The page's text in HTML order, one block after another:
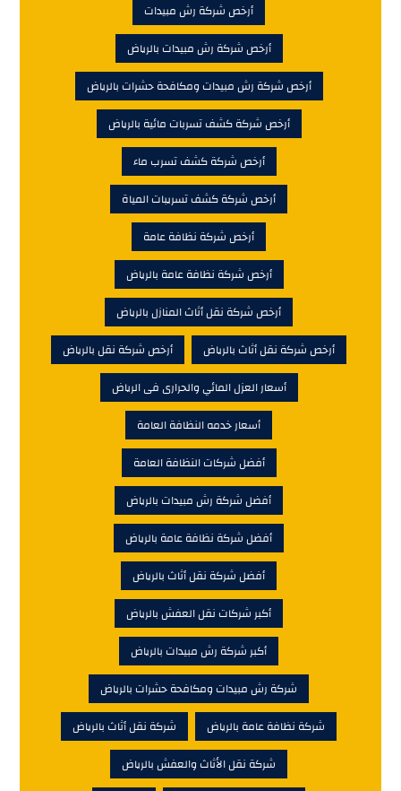
أرخص شركة رش مبيدات
أرخص شركة رش مبيدات بالرياض
أرخص شركة رش مبيدات ومكافحة حشرات بالرياض
أرخص شركة كشف تسربات مائية بالرياض
أرخص شركة كشف تسرب ماء
أرخص شركة كشف تسريبات المياة
أرخص شركة نظافة عامة
أرخص شركة نظافة عامة بالرياض
أرخص شركة نقل أثاث المنازل بالرياض
أرخص شركة نقل أثاث بالرياض
أرخص شركة نقل بالرياض
أسعار العزل المائي والحرارى فى الرياض
أسعار خدمه النظافة العامة
أفضل شركات النظافة العامة
أفضل شركة رش مبيدات بالرياض
أفضل شركة نظافة عامة بالرياض
أفضل شركة نقل أثاث بالرياض
أكبر شركات نقل العفش بالرياض
أكبر شركة رش مبيدات بالرياض
شركة رش مبيدات ومكافحة حشرات بالرياض
شركة نظافة عامة بالرياض
شركة نقل أثاث بالرياض
شركة نقل الأثاث والعفش بالرياض